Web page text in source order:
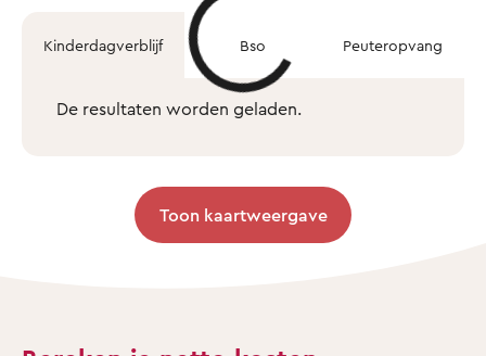
Kinderdagverblijf Bso Peuteropvang
De resultaten worden geladen.
Toon kaartweergave